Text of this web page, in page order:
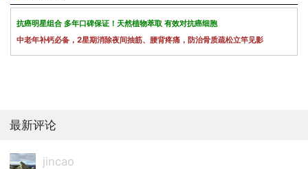
抗癌明星组合 多年口碑保证！天然植物萃取 有效对抗癌细胞
中老年补钙必备，2星期消除夜间抽筋、腰背疼痛，防治骨质疏松立竿见影
最新评论
jincao